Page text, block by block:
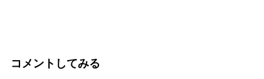
コメントしてみる